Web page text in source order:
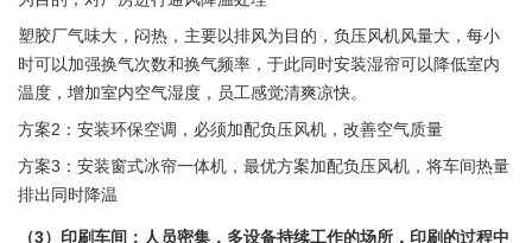
塑胶厂气味大，闷热，主要以排风为目的，负压风机风量大，每小
时可以加强换气次数和换气频率，于此同时安装湿帘可以降低室内
温度，增加室内空气湿度，员工感觉清爽凉快。
方案2：安装环保空调，必须加配负压风机，改善空气质量
方案3：安装窗式冰帘一体机，最优方案加配负压风机，将车间热量
排出同时降温
（3）印刷车间：人员密集，多设备持续工作的场所，印刷的过程中